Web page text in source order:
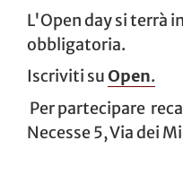
L'Open day si terrà
obbligatoria.
Iscriviti suOpen.
Per partecipare
Necesse 5, Via dei